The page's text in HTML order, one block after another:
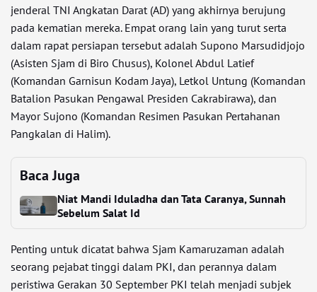
jenderal TNI Angkatan Darat (AD) yang akhirnya berujung
pada kematian mereka. Empat orang lain yang turut serta
dalam rapat persiapan tersebut adalah Supono Marsudidjojo
(Asisten Sjam di Biro Chusus), Kolonel Abdul Latief
(Komandan Garnisun Kodam Jaya), Letkol Untung (Komandan
Batalion Pasukan Pengawal Presiden Cakrabirawa), dan
Mayor Sujono (Komandan Resimen Pasukan Pertahanan
Pangkalan di Halim).
Baca Juga
Niat Mandi Iduladha dan Tata Caranya, Sunnah
Sebelum Salat Id
Penting untuk dicatat bahwa Sjam Kamaruzaman adalah
seorang pejabat tinggi dalam PKI, dan perannya dalam
peristiwa Gerakan 30 September PKI telah menjadi subjek